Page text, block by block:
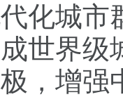
化城市
世界级
，增强